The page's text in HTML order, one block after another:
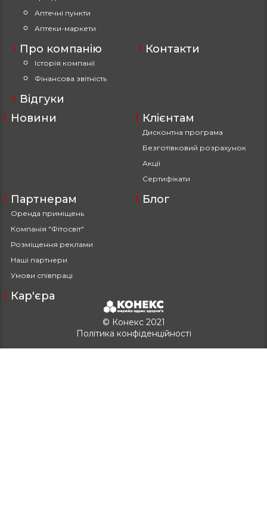
Аптечні пункти
Аптеки-маркети
Про компанію
Історія компанії
Фінансова звітність
Контакти
Відгуки
Новини
Клієнтам
Дисконтна програма
Безготівковий розрахунок
Акції
Сертифікати
Партнерам
Оренда приміщень
Компанія "Фітосвіт"
Розміщення реклами
Наші партнери
Умови співпраці
Блог
Кар'єра
© Конекс 2021
Політика конфіденційності